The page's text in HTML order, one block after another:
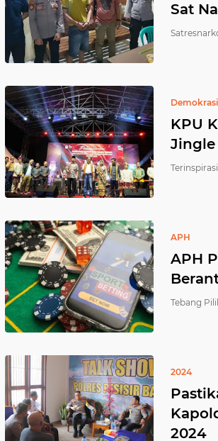
Sat
KPU
Jingle
Terinspirasi |
APH
APH
Tebang
2024
2024